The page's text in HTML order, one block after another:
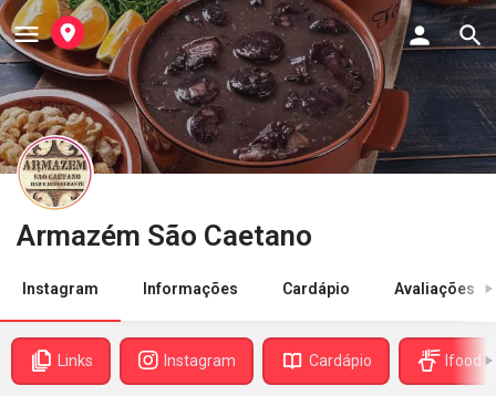
Armazém São Caetano
Instagram Informações Cardápio Avaliações
Links Instagram Cardápio Ifood